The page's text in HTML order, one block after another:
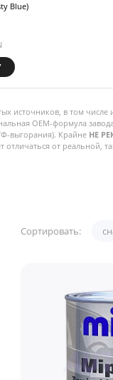
Blue)
источников, в том
OEM-формула
выгорания). Крайне НЕ
от реальной,
Сортировать: